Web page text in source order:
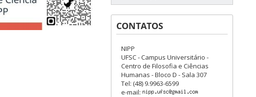
CONTATOS
NIPP
UFSC - Campus Universitário -
Centro de Filosofia e Ciências
Humanas - Bloco D - Sala 307
Tel: (48) 9.9963-6599
e-mail: